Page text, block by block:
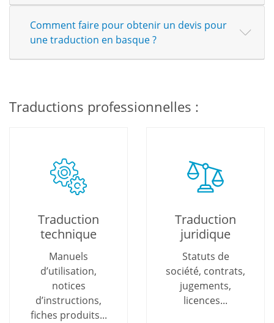
Comment faire pour obtenir un devis pour
une traduction en basque ?
Traductions professionnelles :
Traduction
technique
Manuels
d’utilisation,
notices
d’instructions,
fiches produits...
Traduction
juridique
Statuts de
société, contrats,
jugements,
licences...